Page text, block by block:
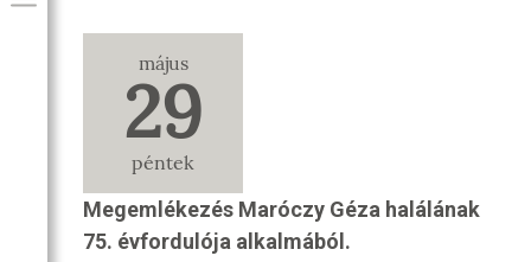
május
29
péntek
Megemlékezés Maróczy Géza halálának
75. évfordulója alkalmából.